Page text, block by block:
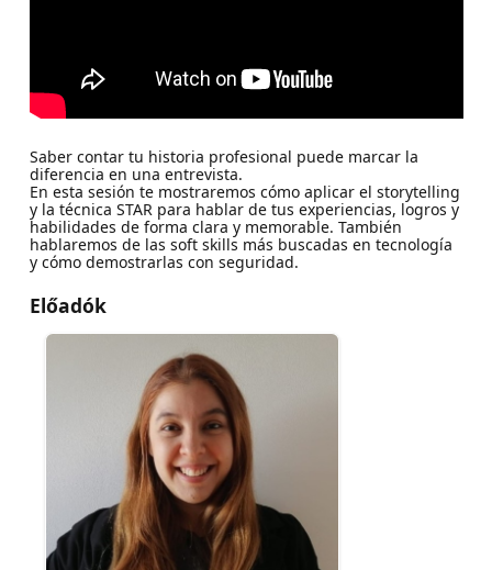
Saber contar tu historia profesional puede marcar la
diferencia en una entrevista.
En esta sesión te mostraremos cómo aplicar el storytelling
y la técnica STAR para hablar de tus experiencias, logros y
habilidades de forma clara y memorable. También
hablaremos de las soft skills más buscadas en tecnología
y cómo demostrarlas con seguridad.
Előadók